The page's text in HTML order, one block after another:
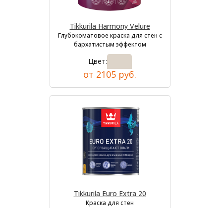
Tikkurila Harmony Velure
Глубокоматовое краска для стен с
бархатистым эффектом
Цвет:
от 2105 руб.
Tikkurila Euro Extra 20
Краска для стен